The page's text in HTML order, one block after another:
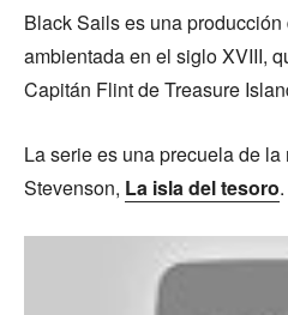
Black Sails es una
ambientada en el siglo XVIII,
Capitán Flint de Treasure
La serie es una precuela de
Stevenson, La isla del tesoro.